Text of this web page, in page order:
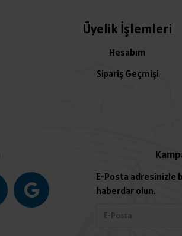
Üyelik İşlemleri
Hesabım
Sipariş Geçmişi
E-Posta adresinizle
haberdar olun.